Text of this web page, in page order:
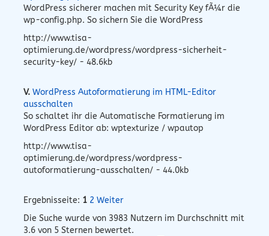
WordPress sicherer machen mit Security Key fÃ¼r die
wp-config.php. So sichern Sie die WordPress
http://www.tisa-
optimierung.de/wordpress/wordpress-sicherheit-
security-key/ - 48.6kb
V. WordPress Autoformatierung im HTML-Editor
ausschalten
So schaltet ihr die Automatische Formatierung im
WordPress Editor ab: wptexturize / wpautop
http://www.tisa-
optimierung.de/wordpress/wordpress-
autoformatierung-ausschalten/ - 44.0kb
Ergebnisseite: 1 2 Weiter
Die Suche wurde von 3983 Nutzern im Durchschnitt mit
3.6 von 5 Sternen bewertet.